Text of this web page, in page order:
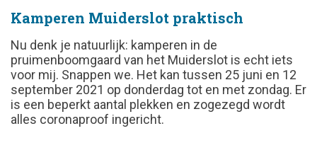
Kamperen Muiderslot praktisch
Nu denk je natuurlijk: kamperen in de
pruimenboomgaard van het Muiderslot is echt iets
voor mij. Snappen we. Het kan tussen 25 juni en 12
september 2021 op donderdag tot en met zondag. Er
is een beperkt aantal plekken en zogezegd wordt
alles coronaproof ingericht.